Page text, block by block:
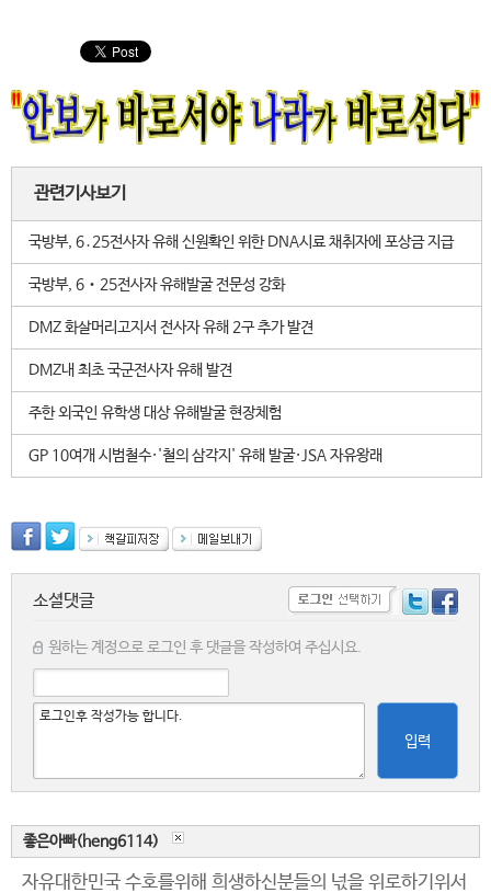
관련기사보기
국방부, 6․25전사자 유해 신원확인 위한 DNA시료 채취자에 포상금 지급
국방부, 6‧25전사자 유해발굴 전문성 강화
DMZ 화살머리고지서 전사자 유해 2구 추가 발견
DMZ내 최초 국군전사자 유해 발견
주한 외국인 유학생 대상 유해발굴 현장체험
GP 10여개 시범철수·'철의 삼각지' 유해 발굴·JSA 자유왕래
소셜댓글
원하는 계정으로 로그인 후 댓글을 작성하여 주십시요.
입력
좋은아빠(heng6114)
자유대한민국 수호를위해 희생하신분들의 넋을 위로하기위서